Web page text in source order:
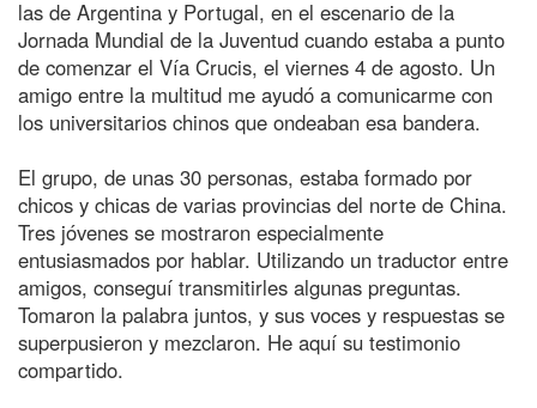
las de Argentina y Portugal, en el escenario de la
Jornada Mundial de la Juventud cuando estaba a punto
de comenzar el Vía Crucis, el viernes 4 de agosto. Un
amigo entre la multitud me ayudó a comunicarme con
los universitarios chinos que ondeaban esa bandera.
El grupo, de unas 30 personas, estaba formado por
chicos y chicas de varias provincias del norte de China.
Tres jóvenes se mostraron especialmente
entusiasmados por hablar. Utilizando un traductor entre
amigos, conseguí transmitirles algunas preguntas.
Tomaron la palabra juntos, y sus voces y respuestas se
superpusieron y mezclaron. He aquí su testimonio
compartido.